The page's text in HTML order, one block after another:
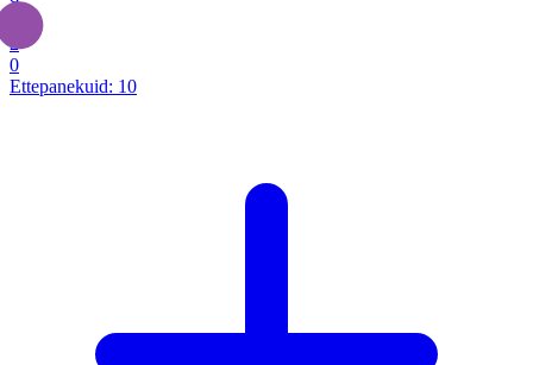
2
0
Ettepanekuid: 10